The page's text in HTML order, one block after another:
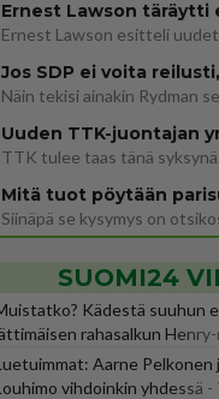
SUOMI24
Kädestä suuhun
rahasalkun Henry-
Aarne Pelkonen
vihdoinkin yhdessä -